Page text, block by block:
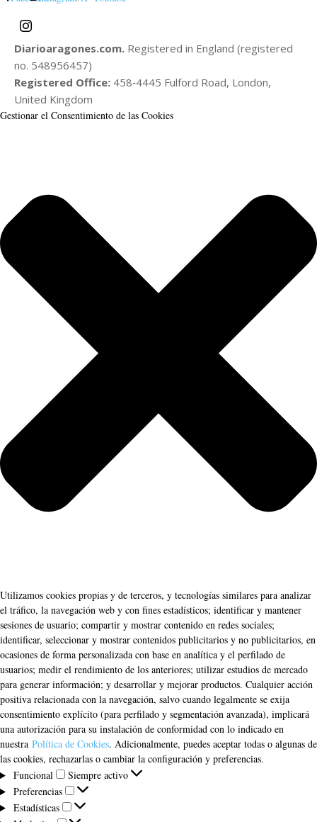
Diarioaragones.com. Registered in England (registered
no. 548956457)
Registered Office: 458‑4445 Fulford Road, London,
United Kingdom
Gestionar el Consentimiento de las Cookies
Utilizamos cookies propias y de terceros, y tecnologías similares para analizar
el tráfico, la navegación web y con fines estadísticos; identificar y mantener
sesiones de usuario; compartir y mostrar contenido en redes sociales;
identificar, seleccionar y mostrar contenidos publicitarios y no publicitarios, en
ocasiones de forma personalizada con base en analítica y el perfilado de
usuarios; medir el rendimiento de los anteriores; utilizar estudios de mercado
para generar información; y desarrollar y mejorar productos. Cualquier acción
positiva relacionada con la navegación, salvo cuando legalmente se exija
consentimiento explícito (para perfilado y segmentación avanzada), implicará
una autorización para su instalación de conformidad con lo indicado en
nuestra Política de Cookies. Adicionalmente, puedes aceptar todas o algunas de
las cookies, rechazarlas o cambiar la configuración y preferencias.
Funcional
Funcional
Siempre activo
Preferencias
Preferencias
Estadísticas
Estadísticas